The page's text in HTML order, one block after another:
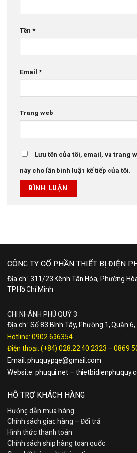
Tên *
Email *
Trang web
Lưu tên của tôi, email, và trang
này cho lần bình luận kế tiếp của tôi.
CÔNG TY CỔ PHẦN THIẾT BỊ ĐIỆN
Địa chỉ: 311/23 Kênh Tân Hóa, Phường
TP.Hồ Chí Minh
CHI NHÁNH PHÚ QUÝ 3
Địa chỉ: Số 83 Bình Tây, Phường 1, Quận 6,
Hotline: 0902.636354
Điện thoại: (+84) 028.22.40.2323 – 0869
Email: phuquypqe@gmail.com
Website: phuqui.net –
HỖ TRỢ KHÁCH HÀNG
Hướng dẫn mua hàng
Chính sách giao hàng – Đổi trả
Hình thức thanh toán
Chính sách ship hàng toàn quốc